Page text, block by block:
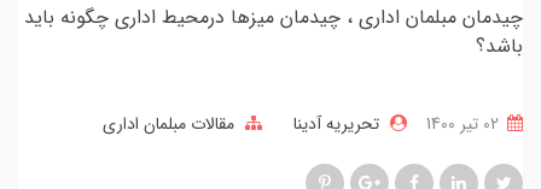
چیدمان مبلمان اداری ، چیدمان میزها درمحیط اداری چگونه باید
باشد؟
تحریریه آدینا مقالات مبلمان اداری